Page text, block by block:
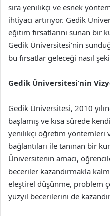
sıra yenilikçi ve esnek
ihtiyacı artırıyor. Gedik
eğitim fırsatlarını sunan bir
Gedik Üniversitesi’nin
bu fırsatlar geleceği nasıl
Gedik Üniversitesi’nin
Gedik Üniversitesi, 2010
başlamış ve kısa sürede
yenilikçi öğretim yöntemleri
bağlantıları ile tanınan bir
Üniversitenin amacı,
beceriler kazandırmakla
eleştirel düşünme, problem
yüzyıl becerilerini de